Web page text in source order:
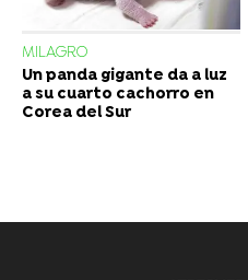
MILAGRO
Un panda gigante da a luz
a su cuarto cachorro en
Corea del Sur